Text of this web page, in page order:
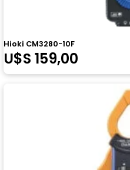
Hioki CM3280-10F
U$S159,00